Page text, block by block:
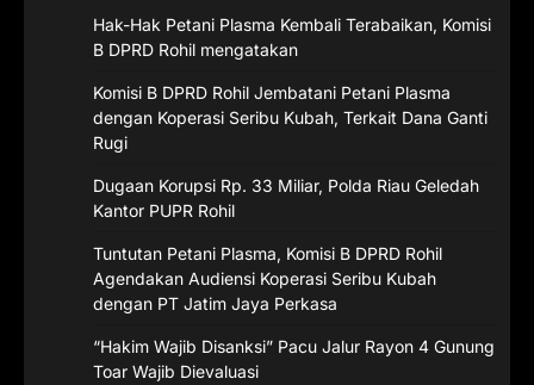
Hak-Hak Petani Plasma Kembali Terabaikan, Komisi
B DPRD Rohil mengatakan
Komisi B DPRD Rohil Jembatani Petani Plasma
dengan Koperasi Seribu Kubah, Terkait Dana Ganti
Rugi
Dugaan Korupsi Rp. 33 Miliar, Polda Riau Geledah
Kantor PUPR Rohil
Tuntutan Petani Plasma, Komisi B DPRD Rohil
Agendakan Audiensi Koperasi Seribu Kubah
dengan PT Jatim Jaya Perkasa
“Hakim Wajib Disanksi” Pacu Jalur Rayon 4 Gunung
Toar Wajib Dievaluasi